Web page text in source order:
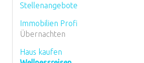
Stellenangebote
Immobilien Profi
Übernachten
Haus kaufen